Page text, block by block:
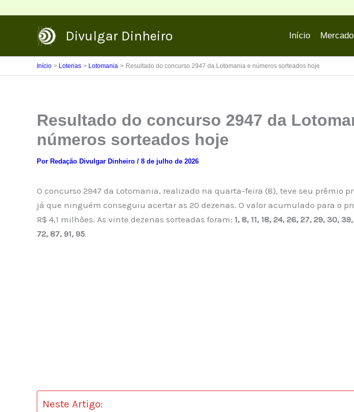
Divulgar Dinheiro Início
Início Loterias Lotomania Resultado do concurso 2947 da Lotomania e números sorteados hoje
Resultado do concurso 2947 da
números sorteados hoje
Por Redação Divulgar Dinheiro / 8 de julho de 2026
O concurso 2947 da Lotomania, realizado na quarta-feira (8), teve seu prêmio
já que ninguém conseguiu acertar as 20 dezenas. O valor acumulado para o
R$ 4,1 milhões. As vinte dezenas sorteadas foram: 1, 8, 11, 18, 24, 26, 27, 29, 30,
72, 87, 91, 95.
Neste Artigo: